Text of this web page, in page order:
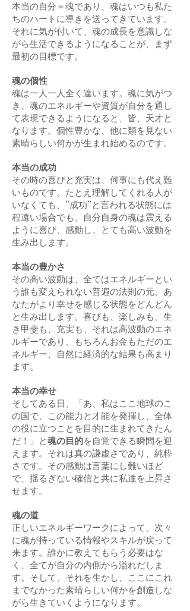
本当の自分＝魂であり、魂はいつも私た
ちのハートに導きを送ってきています。
それに気が付いて、魂の成長を意識しな
がら生活できるようになることが、まず
最初の目標です。
魂の個性
魂は一人一人全く違います。魂に気がつ
き、魂のエネルギーや資質が自分を通し
て表現できるようになると、皆、天才と
なります。個性豊かな、他に類を見ない
素晴らしい何かが生まれ始めるのです。
本当の成功
その時の喜びと充実は、何事にも代え難
いものです。たとえ理解してくれる人が
いなくても、”成功”と言われる状態には
程遠い場合でも、自分自身の魂は震える
ように喜び、感動し、とても高い波動を
生み出します。
本当の豊かさ
その高い波動は、全てはエネルギーとい
う誰も変えられない普遍の法則の元、あ
なたがより幸せを感じる状態をどんどん
と生み出します。喜びも、楽しみも、生
き甲斐も、充実も、それは高波動のエネ
ルギーであり、もちろんお金もただのエ
ネルギー、自然に経済的な結果も高まり
ます。
​本当の幸せ
​そしてある日、「あ、私はここ地球のこ
の国で、この能力と才能を発揮し、全体
の役に立つことを目的に生まれてきたん
だ！」と魂の目的を自覚できる瞬間を迎
えます。それは真の謙虚さであり、純粋
さです。その感動は言葉にし難いほど
で、揺るぎない確信と共に私達を上昇さ
せます。
​魂の道
正しいエネルギーワークによって、次々
に魂が持っている情報やスキルが戻って
来ます。誰かに教えてもらう必要はな
く、全てが自分の内側から溢れだしま
す。そして、それを生かし、ここにこれ
までなかった素晴らしい何かを創造しな
がら生きていくようになります。